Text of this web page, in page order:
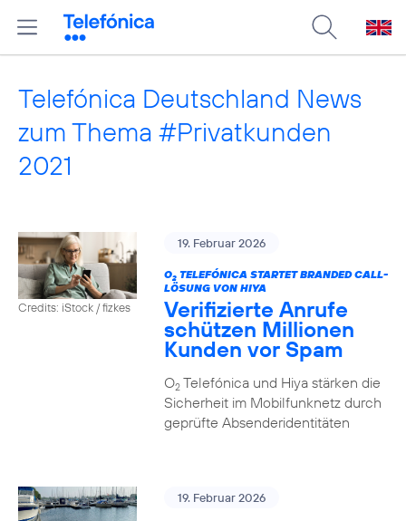
Telefónica Deutschland News
zum Thema #Privatkunden
2021
Credits: iStock / fizkes
19. Februar 2026
O2TELEFÓNICA STARTET BRANDED CALL-
LÖSUNG VON HIYA
Verifizierte Anrufe
schützen Millionen
Kunden vor Spam
O2Telefónica und Hiya stärken die
Sicherheit im Mobilfunknetz durch
geprüfte Absenderidentitäten
19. Februar 2026